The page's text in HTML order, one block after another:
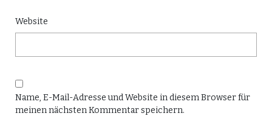
Website
Name, E-Mail-Adresse und Website in diesem Browser für
meinen nächsten Kommentar speichern.